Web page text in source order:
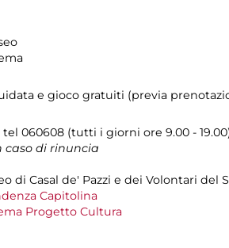
e gioco gratuiti (previa
060608 (tutti i giorni ore 9.00 -
caso di rinuncia
di Casal de' Pazzi e dei Volontari del
Capitolina
Progetto Cultura